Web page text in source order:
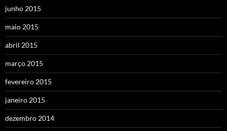
junho 2015
maio 2015
abril 2015
março 2015
fevereiro 2015
janeiro 2015
dezembro 2014